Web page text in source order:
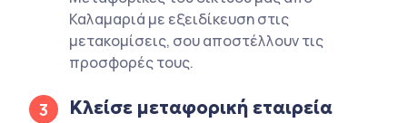
Καλαμαριά με εξειδίκευση στις
μετακομίσεις, σου αποστέλλουν τις
προσφορές τους.
3 Κλείσε μεταφορική εταιρεία